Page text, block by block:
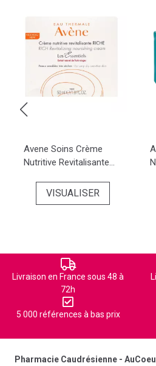
Avene Soins Crème
Nutritive Revitalisante...
VISUALISER
Livraison en France sous 48 à
72h
5 000 références à bas prix
Pharmacie Caudrésienne -